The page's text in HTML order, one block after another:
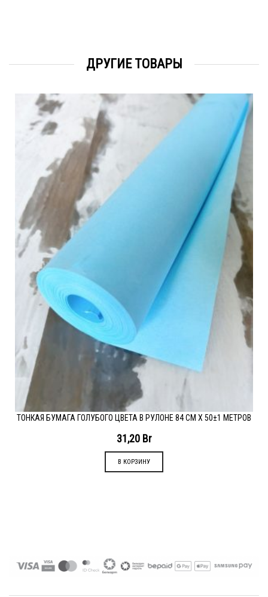
ДРУГИЕ ТОВАРЫ
ТОНКАЯ БУМАГА ГОЛУБОГО ЦВЕТА В РУЛОНЕ 84 СМ Х 50±1 МЕТРОВ
31,20 Br
В КОРЗИНУ